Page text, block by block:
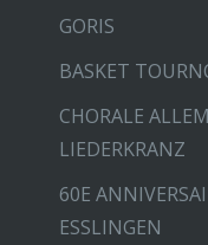
GORIS
BASKET
CHORALE
LIEDERKRANZ
60E
ESSLINGEN